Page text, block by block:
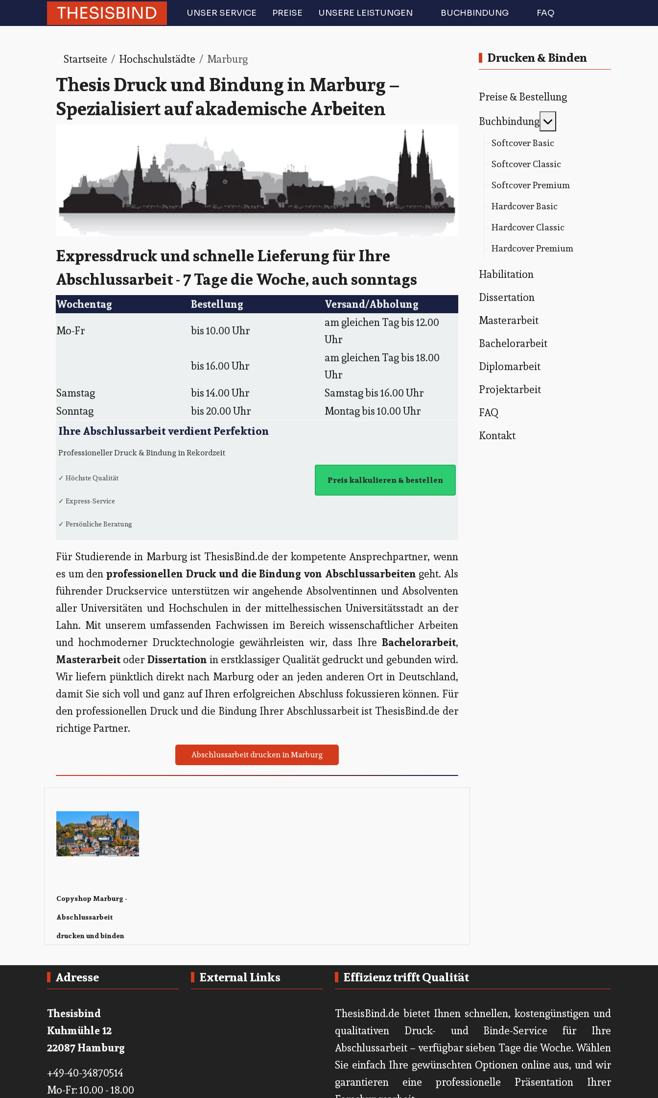
THESISBIND UNSER SERVICE PREISE UNSERE LEISTUNGEN BUCHBINDUNG FAQ
Startseite Hochschulstädte Marburg
Thesis Druck und Bindung in Marburg –
Spezialisiert auf akademische Arbeiten
Expressdruck und schnelle Lieferung für Ihre
Abschlussarbeit - 7 Tage die Woche, auch sonntags
Wochentag Bestellung
Versand/Abholung
Mo-Fr
bis 10.00 Uhr
am gleichen Tag bis 12.00
Uhr
bis 16.00 Uhr
am gleichen Tag bis 18.00
Uhr
Samstag
bis 14.00 Uhr
Samstag bis 16.00 Uhr
Sonntag
bis 20.00 Uhr Montag bis 10.00 Uhr
Ihre Abschlussarbeit verdient Perfektion
Professioneller Druck & Bindung in Rekordzeit
✓ Höchste Qualität
✓ Express-Service
✓ Persönliche Beratung
Preis kalkulieren & bestellen
Für Studierende in Marburg ist ThesisBind.de der kompetente Ansprechpartner, wenn
es um denprofessionellen Druck und die Bindung von Abschlussarbeiten geht. Als
führender Druckservice unterstützen wir angehende Absolventinnen und Absolventen
aller Universitäten und Hochschulen in der mittelhessischen Universitätsstadt an der
Lahn. Mit unserem umfassenden Fachwissen im Bereich wissenschaftlicher Arbeiten
und hochmoderner Drucktechnologie gewährleisten wir, dass Ihre Bachelorarbeit,
MasterarbeitoderDissertationin erstklassiger Qualität gedruckt und gebunden wird.
Wir liefern pünktlich direkt nach Marburg oder an jeden anderen Ort in Deutschland,
damit Sie sich voll und ganz auf Ihren erfolgreichen Abschluss fokussieren können. Für
den professionellen Druck und die Bindung Ihrer Abschlussarbeit ist ThesisBind.de der
richtige Partner.
Abschlussarbeit drucken in Marburg
Copyshop Marburg -
Abschlussarbeit
drucken und binden
Drucken & Binden
Preise & Bestellung
Buchbindung
Softcover Basic
Softcover Classic
Softcover Premium
Hardcover Basic
Hardcover Classic
Hardcover Premium
Habilitation
Dissertation
Masterarbeit
Bachelorarbeit
Diplomarbeit
Projektarbeit
FAQ
Kontakt
Adresse
Thesisbind
Kuhmühle 12
22087 Hamburg
+49-40-34870514
Mo-Fr: 10.00 - 18.00
External Links Effizienz trifft Qualität
ThesisBind.de bietet Ihnen schnellen, kostengünstigen und
qualitativen Druck- und Binde-Service für Ihre
Abschlussarbeit – verfügbar sieben Tage die Woche. Wählen
Sie einfach Ihre gewünschten Optionen online aus, und wir
garantieren eine professionelle Präsentation Ihrer